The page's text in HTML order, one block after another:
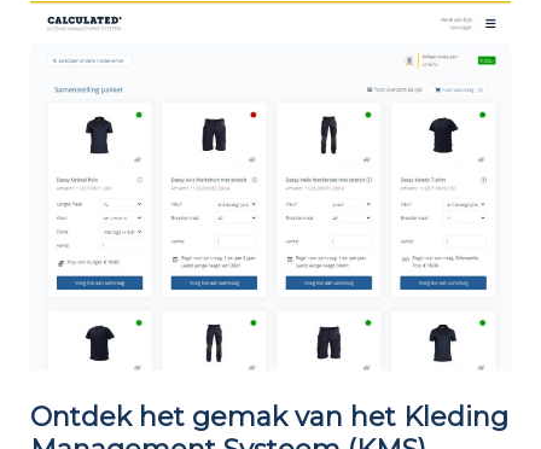
Ontdek het gemak van het Kleding